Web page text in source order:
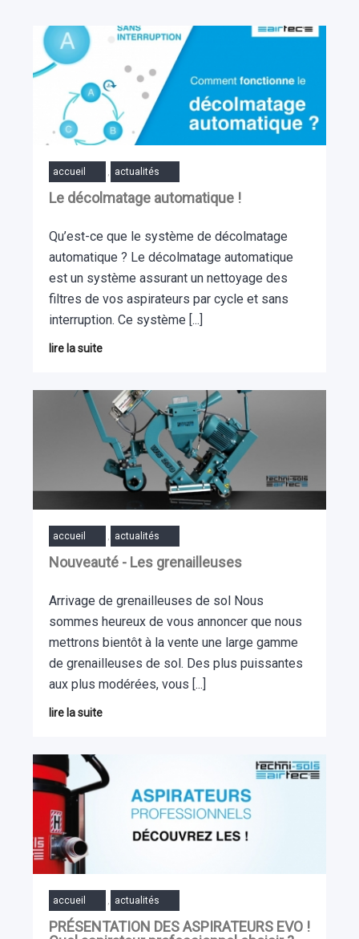
accueil actualités
Le décolmatage automatique !
Qu’est-ce que le système de décolmatage
automatique ? Le décolmatage automatique
est un système assurant un nettoyage des
filtres de vos aspirateurs par cycle et sans
interruption. Ce système [...]
lire la suite
accueil actualités
Nouveauté - Les grenailleuses
Arrivage de grenailleuses de sol Nous
sommes heureux de vous annoncer que nous
mettrons bientôt à la vente une large gamme
de grenailleuses de sol. Des plus puissantes
aux plus modérées, vous [...]
lire la suite
accueil , actualités
PRÉSENTATION DES ASPIRATEURS EVO !